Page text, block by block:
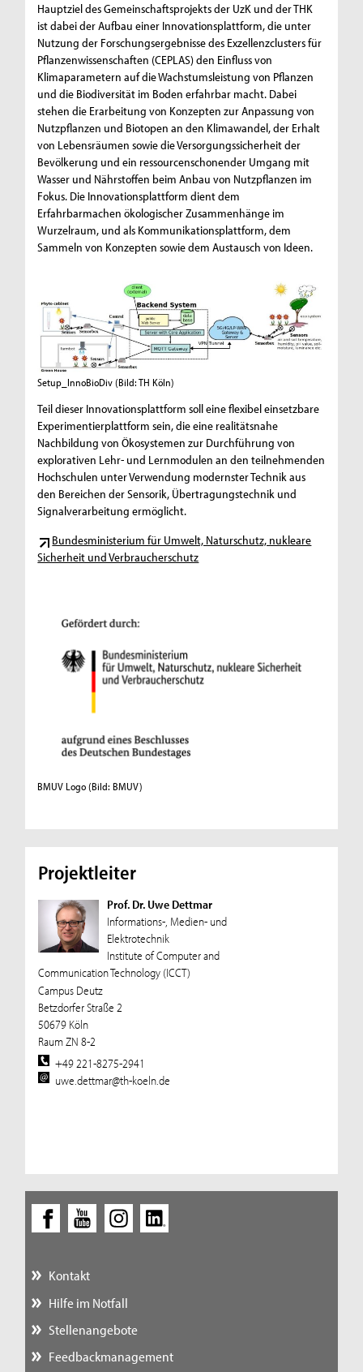
Hauptziel des Gemeinschaftsprojekts der UzK und der THK
ist dabei der Aufbau einer Innovationsplattform, die unter
Nutzung der Forschungsergebnisse des Exzellenzclusters für
Pflanzenwissenschaften (CEPLAS) den Einfluss von
Klimaparametern auf die Wachstumsleistung von Pflanzen
und die Biodiversität im Boden erfahrbar macht. Dabei
stehen die Erarbeitung von Konzepten zur Anpassung von
Nutzpflanzen und Biotopen an den Klimawandel, der Erhalt
von Lebensräumen sowie die Versorgungssicherheit der
Bevölkerung und ein ressourcenschonender Umgang mit
Wasser und Nährstoffen beim Anbau von Nutzpflanzen im
Fokus. Die Innovationsplattform dient dem
Erfahrbarmachen ökologischer Zusammenhänge im
Wurzelraum, und als Kommunikationsplattform, dem
Sammeln von Konzepten sowie dem Austausch von Ideen.
Setup_InnoBioDiv (Bild: TH Köln)
Teil dieser Innovationsplattform soll eine flexibel einsetzbare
Experimentierplattform sein, die eine realitätsnahe
Nachbildung von Ökosystemen zur Durchführung von
explorativen Lehr- und Lernmodulen an den teilnehmenden
Hochschulen unter Verwendung modernster Technik aus
den Bereichen der Sensorik, Übertragungstechnik und
Signalverarbeitung ermöglicht.
Bundesministerium für Umwelt, Naturschutz, nukleare
Sicherheit und Verbraucherschutz
BMUV Logo (Bild: BMUV)
Projektleiter
Prof. Dr. Uwe Dettmar
Informations-, Medien- und
Elektrotechnik
Institute of Computer and
Communication Technology (ICCT)
Campus Deutz
Betzdorfer Straße 2
50679 Köln
Raum ZN 8-2
+49 221-8275-2941
uwe.dettmar@th-koeln.de
Kontakt
Hilfe im Notfall
Stellenangebote
Feedbackmanagement